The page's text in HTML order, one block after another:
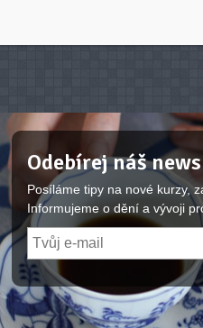
Odebírej náš
Posíláme tipy na nové kurzy,
Informujeme o dění a vývoji